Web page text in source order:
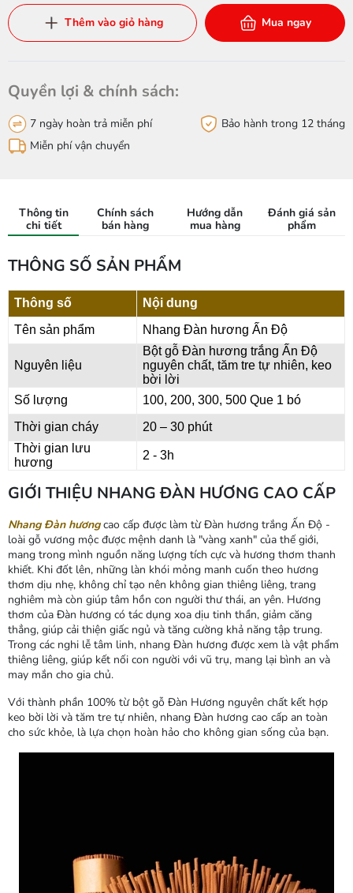
Thêm vào giỏ hàng Mua ngay
Quyền lợi & chính sách:
7 ngày hoàn trả miễn phí
Bảo hành trong 12 tháng
Miễn phí vận chuyển
Thông tin
chi tiết
Chính sách
bán hàng
Hướng dẫn
mua hàng
Đánh giá sản
phẩm
THÔNG SỐ SẢN PHẨM
Thông số
Nội dung
Tên sản phẩm
Nhang Đàn hương Ấn Độ
Nguyên liệu
Bột gỗ Đàn hương trắng Ấn Độ
nguyên chất, tăm tre tự nhiên, keo
bời lời
Số lượng
100, 200, 300, 500 Que 1 bó
Thời gian cháy
20 – 30 phút
Thời gian lưu
hương
2 - 3h
GIỚI THIỆU NHANG ĐÀN HƯƠNG CAO CẤP
Nhang Đàn hươngcao cấp được làm từ Đàn hương trắng Ấn Độ -
loài gỗ vương mộc được mệnh danh là "vàng xanh" của thế giới,
mang trong mình nguồn năng lượng tích cực và hương thơm thanh
khiết. Khi đốt lên, những làn khói mỏng manh cuốn theo hương
thơm dịu nhẹ, không chỉ tạo nên không gian thiêng liêng, trang
nghiêm mà còn giúp tâm hồn con người thư thái, an yên. Hương
thơm của Đàn hương có tác dụng xoa dịu tinh thần, giảm căng
thẳng, giúp cải thiện giấc ngủ và tăng cường khả năng tập trung.
Trong các nghi lễ tâm linh, nhang Đàn hương được xem là vật phẩm
thiêng liêng, giúp kết nối con người với vũ trụ, mang lại bình an và
may mắn cho gia chủ.
Với thành phần 100% từ bột gỗ Đàn Hương nguyên chất kết hợp
keo bời lời và tăm tre tự nhiên, nhang Đàn hương cao cấp an toàn
cho sức khỏe, là lựa chọn hoàn hảo cho không gian sống của bạn.